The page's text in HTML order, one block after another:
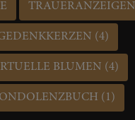
TRAUERANZEIGEN
(4)
BLUMEN (4)
(1)